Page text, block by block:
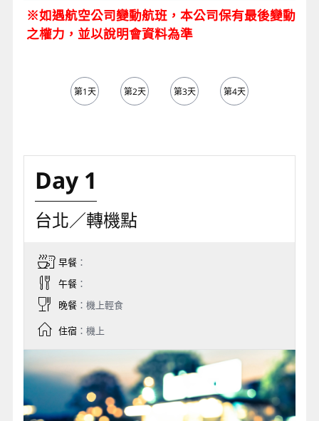
※如遇航空公司變動航班，本公司保有最後變動
之權力，並以說明會資料為準
第1天 第2天 第3天 第4天
Day 1
台北／轉機點
早餐：
午餐：
晚餐：機上輕食
住宿：機上